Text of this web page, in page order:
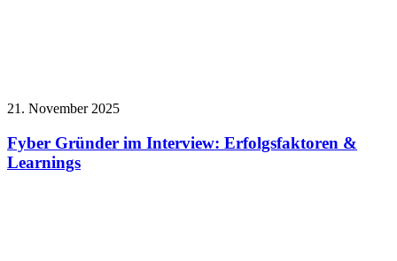
21. November 2025
Fyber Gründer im Interview: Erfolgsfaktoren &
Learnings